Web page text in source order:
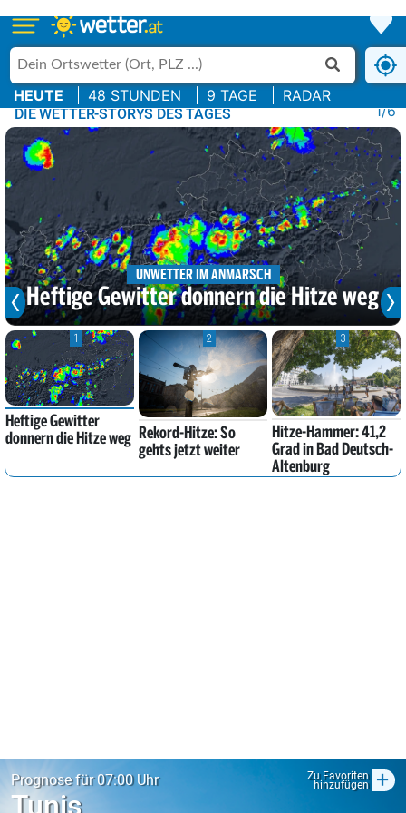
HEUTE 48 STUNDEN 9 TAGE RADAR
DIE WETTER-STORYS DES TAGES
UNWETTER IM ANMARSCH
Heftige Gewitter donnern die Hitze weg
1
Heftige Gewitter
donnern die Hitze weg
2
Rekord-Hitze: So
gehts jetzt weiter
3
Hitze-Hammer: 41,2
Grad in Bad Deutsch-
Altenburg
1/6
Prognose für 07:00 Uhr Zu Favoriten
hinzufügen +
Tunis